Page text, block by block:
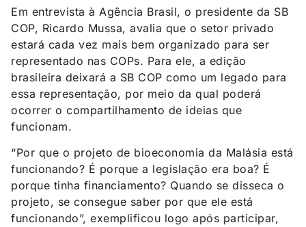
Em entrevista à Agência Brasil, o presidente da SB
COP, Ricardo Mussa, avalia que o setor privado
estará cada vez mais bem organizado para ser
representado nas COPs. Para ele, a edição
brasileira deixará a SB COP como um legado para
essa representação, por meio da qual poderá
ocorrer o compartilhamento de ideias que
funcionam.
“Por que o projeto de bioeconomia da Malásia está
funcionando? É porque a legislação era boa? É
porque tinha financiamento? Quando se disseca o
projeto, se consegue saber por que ele está
funcionando”, exemplificou logo após participar,